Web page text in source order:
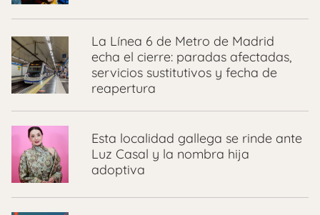
La Línea 6 de Metro de Madrid
echa el cierre: paradas afectadas,
servicios sustitutivos y fecha de
reapertura
Esta localidad gallega se rinde ante
Luz Casal y la nombra hija
adoptiva